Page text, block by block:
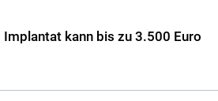
kann bis zu 3.500 Euro